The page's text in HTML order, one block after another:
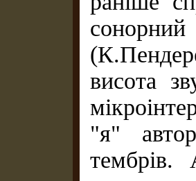
висота
"я"
тембрів.